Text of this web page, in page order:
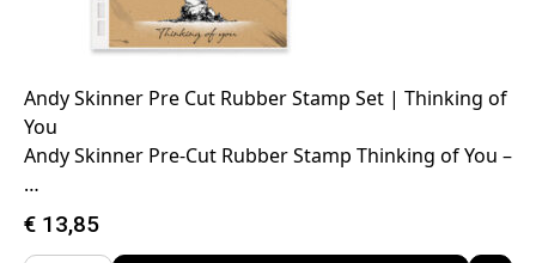
Andy Skinner Pre Cut Rubber Stamp Set | Thinking of
You
Andy Skinner Pre-Cut Rubber Stamp Thinking of You –
…
€ 13,85